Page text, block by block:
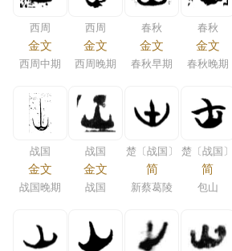
西周
金文
西周中期
西周
金文
西周晚期
春秋
金文
春秋早期
春秋
金文
春秋晚期
战国
金文
战国晚期
战国
金文
战国
楚〔战国〕
简
新蔡葛陵
楚〔战国〕
简
包山